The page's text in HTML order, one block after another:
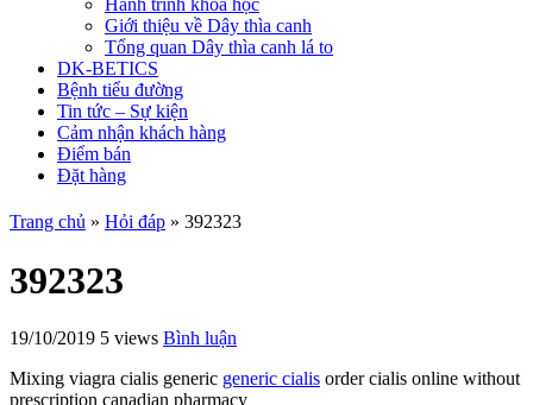
Hành trình khoa học
Giới thiệu về Dây thìa canh
Tổng quan Dây thìa canh lá to
DK-BETICS
Bệnh tiểu đường
Tin tức – Sự kiện
Cảm nhận khách hàng
Điểm bán
Đặt hàng
Trang chủ » Hỏi đáp » 392323
392323
19/10/2019 5 views Bình luận
Mixing viagra cialis generic generic cialis order cialis online without
prescription canadian pharmacy